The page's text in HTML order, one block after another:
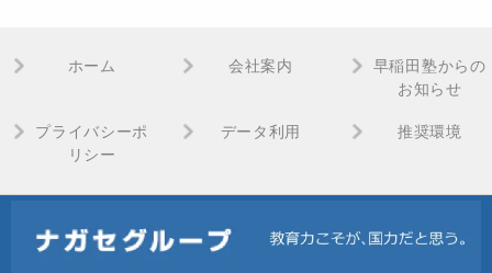
ホーム 会社案内
早稲田塾からの
お知らせ
プライバシーポ
リシー
データ利用 推奨環境